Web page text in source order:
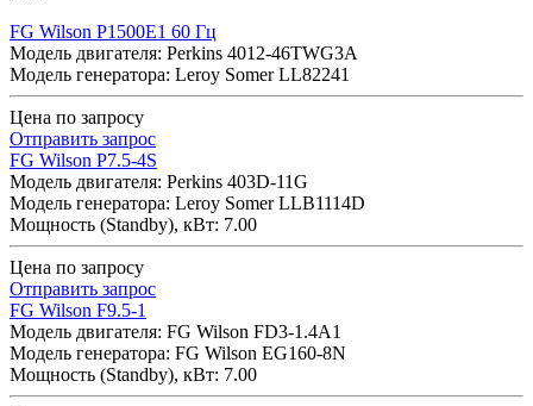
FG Wilson P1500E1 60 Гц
Модель двигателя: Perkins 4012-46TWG3A
Модель генератора: Leroy Somer LL82241
Цена по запросу
Отправить запрос
FG Wilson P7.5-4S
Модель двигателя: Perkins 403D-11G
Модель генератора: Leroy Somer LLB1114D
Мощность (Standby), кВт: 7.00
Цена по запросу
Отправить запрос
FG Wilson F9.5-1
Модель двигателя: FG Wilson FD3-1.4A1
Модель генератора: FG Wilson EG160-8N
Мощность (Standby), кВт: 7.00